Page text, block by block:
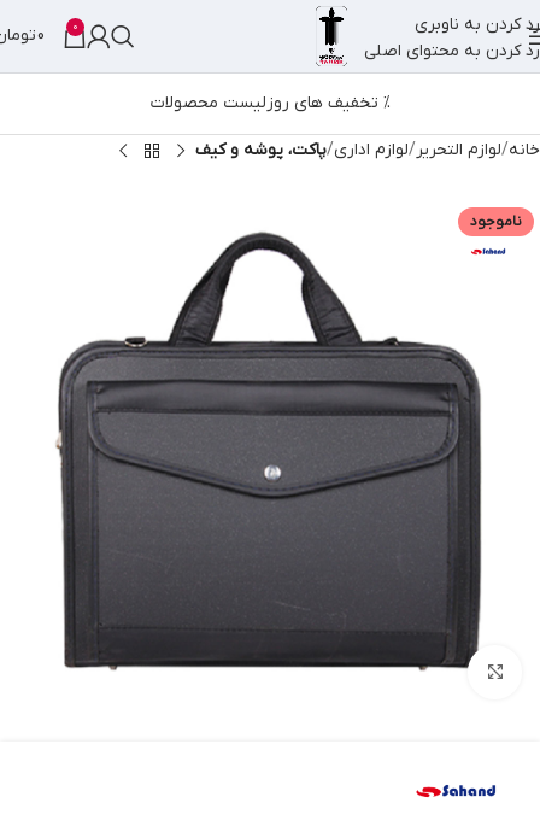
رد کردن به ناوبری
رد کردن به محتوای اصلی
0
0
% تخفیف های روزلیست محصولات
خانه لوازم التحریر لوازم اداری پاکت، پوشه و کیف
ناموجود
بزرگنمایی تصویر